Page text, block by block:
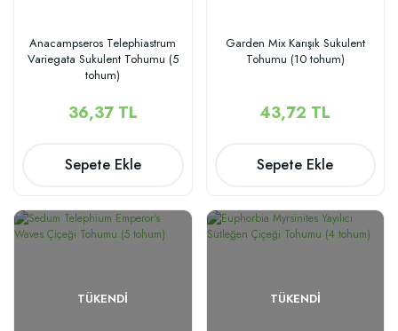
Anacampseros Telephiastrum
Variegata Sukulent Tohumu (5
tohum)
36,37 TL
Sepete Ekle
Garden Mix Karışık Sukulent
Tohumu (10 tohum)
43,72 TL
Sepete Ekle
TÜKENDI TÜKENDI